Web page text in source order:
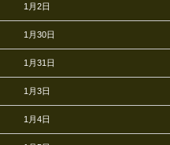
1月2日
1月30日
1月31日
1月3日
1月4日